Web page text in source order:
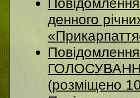
денного
(розміщено